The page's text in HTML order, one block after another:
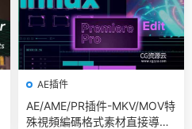
AE插件
AE/AME/PR插件-MKV/MOV特
殊視頻編碼格式素材直接導入